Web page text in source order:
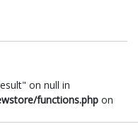
on null in
functions.php on